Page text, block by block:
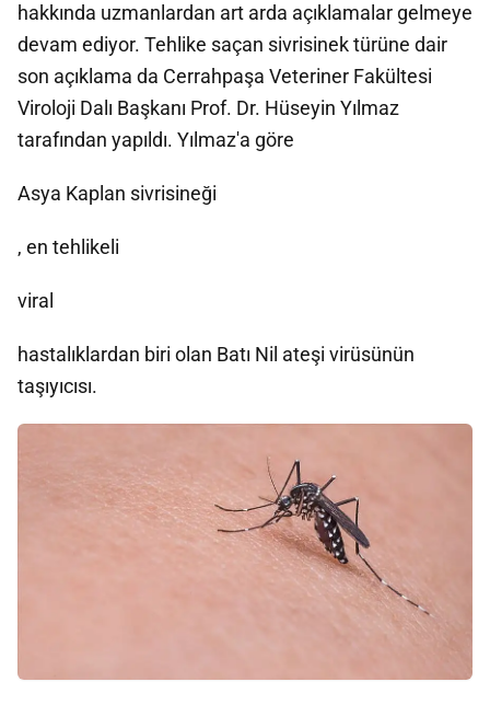
hakkında uzmanlardan art arda açıklamalar gelmeye
devam ediyor. Tehlike saçan sivrisinek türüne dair
son açıklama da Cerrahpaşa Veteriner Fakültesi
Viroloji Dalı Başkanı Prof. Dr. Hüseyin Yılmaz
tarafından yapıldı. Yılmaz'a göre
Asya Kaplan sivrisineği
, en tehlikeli
viral
hastalıklardan biri olan Batı Nil ateşi virüsünün
taşıyıcısı.